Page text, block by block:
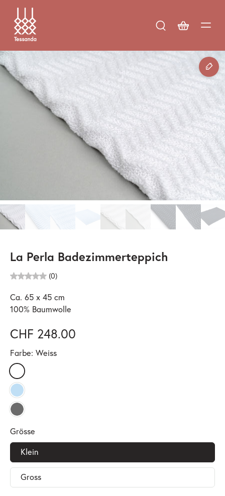
La Perla Badezimmerteppich
(0)
Ca. 65 x 45 cm
100% Baumwolle
CHF 248.00
Farbe: Weiss
Grösse
Klein
Gross